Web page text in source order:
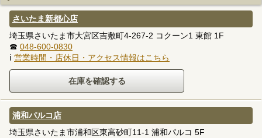
さいたま新都心店
埼玉県さいたま市大宮区吉敷町4-267-2 コクーン1 東館 1F
☎ 048-600-0830
ℹ 営業時間・店休日・アクセス情報はこちら
浦和パルコ店
埼玉県さいたま市浦和区東高砂町11-1 浦和パルコ 5F